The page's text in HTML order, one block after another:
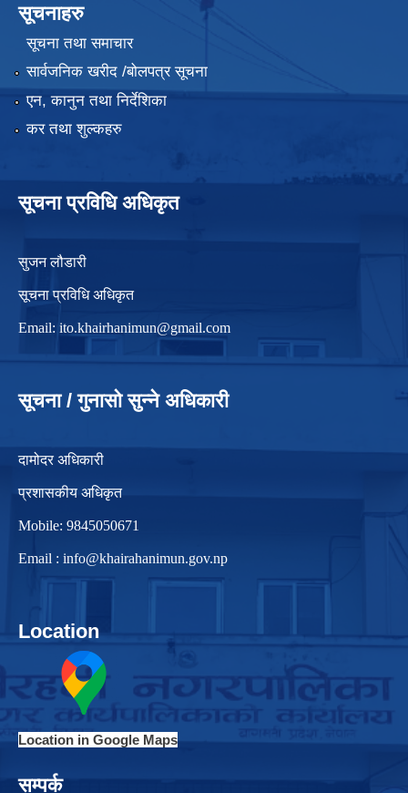
सूचनाहरु
सूचना तथा समाचार
सार्वजनिक खरीद /बोलपत्र सूचना
एन, कानुन तथा निर्देशिका
कर तथा शुल्कहरु
सूचना प्रविधि अधिकृत
सुजन लौडारी
सूचना प्रविधि अधिकृत
Email: ito.khairhanimun@gmail.com
सूचना / गुनासो सुन्ने अधिकारी
दामोदर अधिकारी
प्रशासकीय अधिकृत
Mobile: 9845050671
Email : info@khairahanimun.gov.np
Location
Location in Google Maps
सम्पर्क